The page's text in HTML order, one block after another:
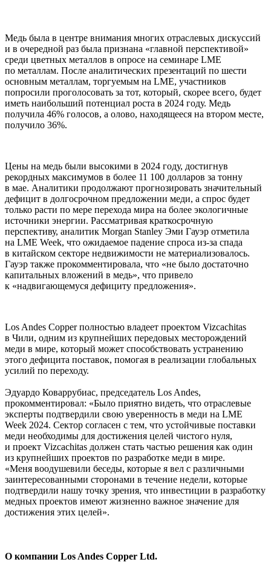
Медь была в центре внимания многих отраслевых дискуссий
и в очередной раз была признана «главной перспективой»
среди цветных металлов в опросе на семинаре LME
по металлам. После аналитических презентаций по шести
основным металлам, торгуемым на LME, участников
попросили проголосовать за тот, который, скорее всего, будет
иметь наибольший потенциал роста в 2024 году. Медь
получила 46% голосов, а олово, находящееся на втором месте,
получило 36%.
Цены на медь были высокими в 2024 году, достигнув
рекордных максимумов в более 11 100 долларов за тонну
в мае. Аналитики продолжают прогнозировать значительный
дефицит в долгосрочном предложении меди, а спрос будет
только расти по мере перехода мира на более экологичные
источники энергии. Рассматривая краткосрочную
перспективу, аналитик Morgan Stanley Эми Гауэр отметила
на LME Week, что ожидаемое падение спроса из-за спада
в китайском секторе недвижимости не материализовалось.
Гауэр также прокомментировала, что «не было достаточно
капитальных вложений в медь», что привело
к «надвигающемуся дефициту предложения».
Los Andes Copper полностью владеет проектом Vizcachitas
в Чили, одним из крупнейших передовых месторождений
меди в мире, который может способствовать устранению
этого дефицита поставок, помогая в реализации глобальных
усилий по переходу.
Эдуардо Коваррубиас, председатель Los Andes,
прокомментировал: «Было приятно видеть, что отраслевые
эксперты подтвердили свою уверенность в меди на LME
Week 2024. Сектор согласен с тем, что устойчивые поставки
меди необходимы для достижения целей чистого нуля,
и проект Vizcachitas должен стать частью решения как один
из крупнейших проектов по разработке меди в мире.
«Меня воодушевили беседы, которые я вел с различными
заинтересованными сторонами в течение недели, которые
подтвердили нашу точку зрения, что инвестиции в разработку
медных проектов имеют жизненно важное значение для
достижения этих целей».
О компании Los Andes Copper Ltd.